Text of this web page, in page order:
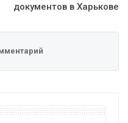
документов в Харькове